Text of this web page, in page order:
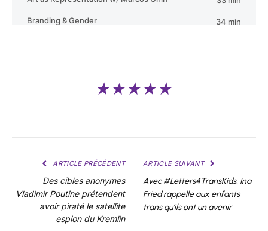
★★★★★
ARTICLE PRÉCÉDENT
Des cibles anonymes
Vladimir Poutine prétendent
avoir piraté le satellite
espion du Kremlin
ARTICLE SUIVANT
Avec #Letters4TransKids, Ina
Fried rappelle aux enfants
trans qu’ils ont un avenir